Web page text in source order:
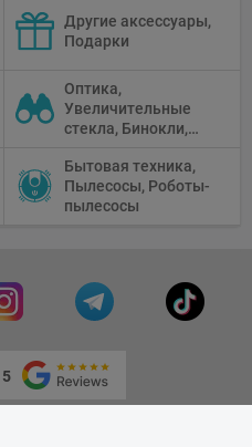
Проекторы,
Графические
Планшеты, Бумага
Другие аксессуары,
Подарки
Оптика,
Увеличительные
стекла, Бинокли,
Телескопы,
Прицелы,
Микроскопы,
Бытовая техника,
Пылесосы, Роботы-
пылесосы
5